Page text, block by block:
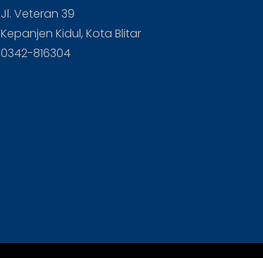
Jl. Veteran 39
Kepanjen Kidul, Kota Blitar
0342-816304